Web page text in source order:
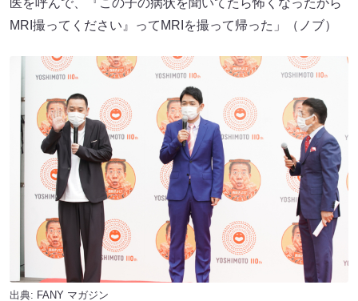
医を呼んで、『この子の病状を聞いてたら怖くなったから
MRI撮ってください』ってMRIを撮って帰った」（ノブ）
出典: FANY マガジン